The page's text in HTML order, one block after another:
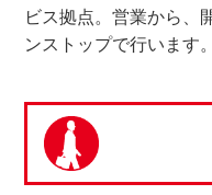
ビス拠点。営業から、
ンストップで行います。